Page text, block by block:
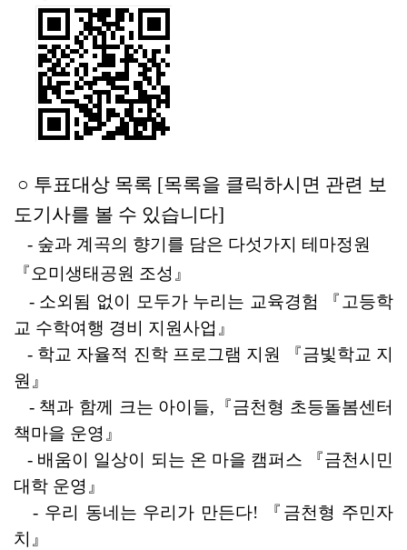
○ 투표대상 목록 [목록을 클릭하시면 관련 보
도기사를 볼 수 있습니다]
- 숲
『오미생태공원 조성』
- 소외됨 없이 모두가 누리는 교육경험 『고등학
교 수학여행 경비 지원사업 』
- 학교 자율적 진학 프로그램 지원 『금빛학교 지
원 』
- 책과 함께 크는 아이들, 『금천형 초등돌봄센터
책마을 운영』
- 배움이 일상이 되는 온 마을 캠퍼스 『금천시민
대학 운영』
- 우리 동네는 우리가 만든다! 『 금천형 주민자
치 』